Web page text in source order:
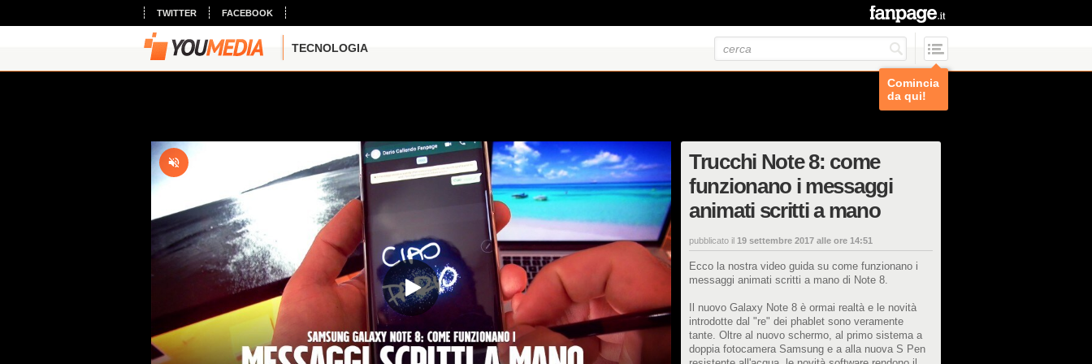
TWITTER FACEBOOK
TECNOLOGIA
Comincia
da qui!
Trucchi Note 8: come
funzionano i messaggi
animati scritti a mano
pubblicato il 19 settembre 2017 alle ore 14:51
Ecco la nostra video guida su come funzionano i
messaggi animati scritti a mano di Note 8.
Il nuovo Galaxy Note 8 è ormai realtà e le novità
introdotte dal "re" dei phablet sono veramente
tante. Oltre al nuovo schermo, al primo sistema a
doppia fotocamera Samsung e a alla nuova S Pen